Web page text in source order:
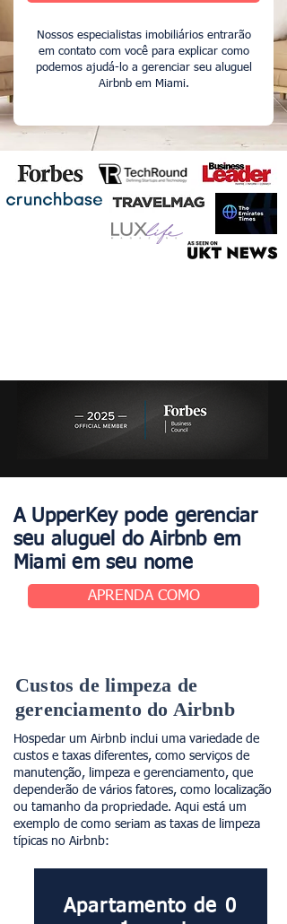
Nossos especialistas imobiliários entrarão
em contato com você para explicar como
podemos ajudá-lo a gerenciar seu aluguel
Airbnb em Miami.
A UpperKey pode gerenciar
seu aluguel do Airbnb em
Miami em seu nome
APRENDA COMO
Custos de limpeza de
gerenciamento do Airbnb
Hospedar um Airbnb inclui uma variedade de
custos e taxas diferentes, como serviços de
manutenção, limpeza e gerenciamento, que
dependerão de vários fatores, como localização
ou tamanho da propriedade. Aqui está um
exemplo de como seriam as taxas de limpeza
típicas no Airbnb:
Apartamento de 0